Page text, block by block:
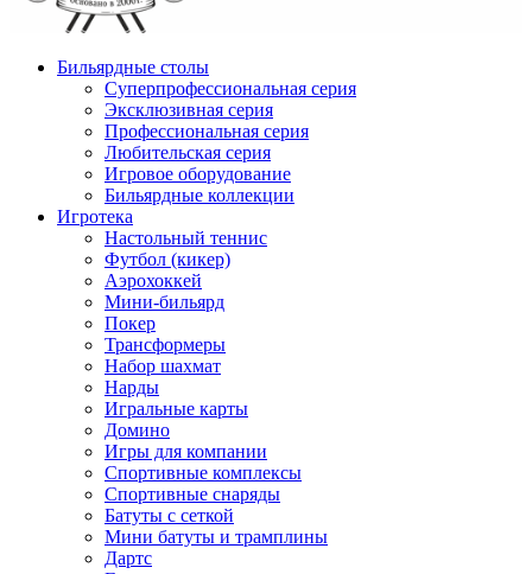
Бильярдные столы
Суперпрофессиональная серия
Эксклюзивная серия
Профессиональная серия
Любительская серия
Игровое оборудование
Бильярдные коллекции
Игротека
Настольный теннис
Футбол (кикер)
Аэрохоккей
Мини-бильярд
Покер
Трансформеры
Набор шахмат
Нарды
Игральные карты
Домино
Игры для компании
Спортивные комплексы
Спортивные снаряды
Батуты с сеткой
Мини батуты и трамплины
Дартс